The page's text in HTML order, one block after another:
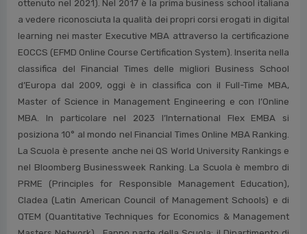
consulenza nel campo dell’economia, del management e
dell’industrial engineering, che il Politecnico porta avanti
attraverso le sue diverse strutture interne e consortili. La
School of Management possiede la “Triple crown”, i tre
accreditamenti più prestigiosi per le Business School a livello
mondiale: EQUIS, ricevuto nel 2007, AMBA (Association of MBAs)
nel 2013, e AACSB (Advance Collegiate Schools of Business,
ottenuto nel 2021). Nel 2017 è la prima business school italiana
a vedere riconosciuta la qualità dei propri corsi erogati in digital
learning nei master Executive MBA attraverso la certificazione
EOCCS (EFMD Online Course Certification System). Inserita nella
classifica del Financial Times delle migliori Business School
d’Europa dal 2009, oggi è in classifica con il Full-Time MBA,
Master of Science in Management Engineering e con l’Online